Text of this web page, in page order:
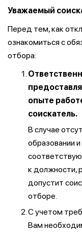
Уважаемый
Перед тем, как
ознакомиться с
отбора:
опыте
соискатель.
В случае
образовании
к должности,
допустит
отборе.
С учетом
Вам